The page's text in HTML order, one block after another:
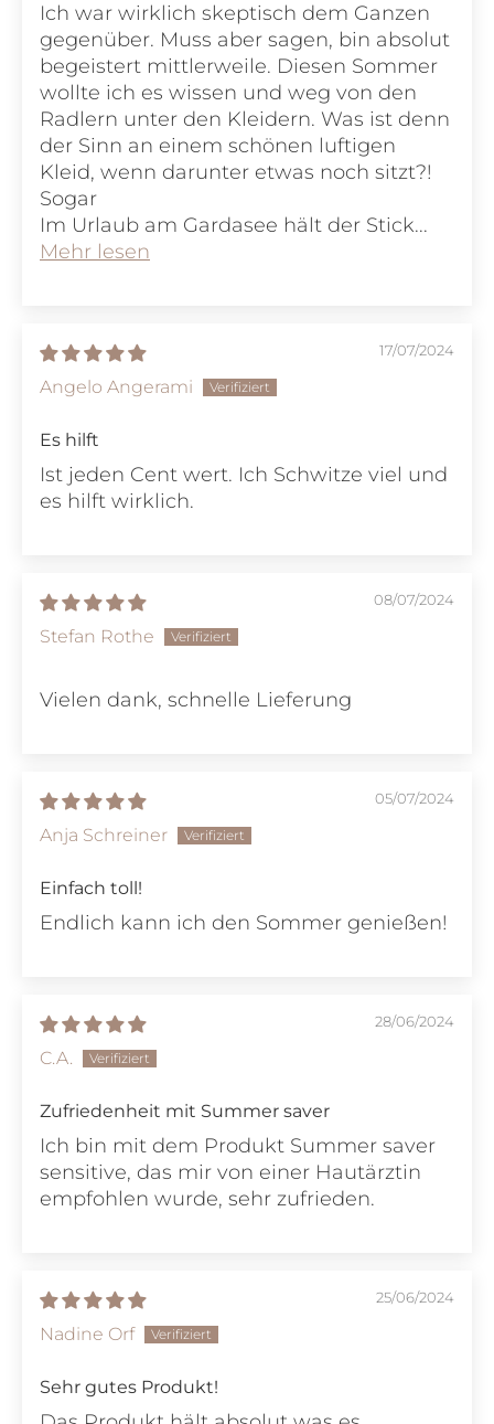
Ich war wirklich skeptisch dem Ganzen
gegenüber. Muss aber sagen, bin absolut
begeistert mittlerweile. Diesen Sommer
wollte ich es wissen und weg von den
Radlern unter den Kleidern. Was ist denn
der Sinn an einem schönen luftigen
Kleid, wenn darunter etwas noch sitzt?!
Sogar
Im Urlaub am Gardasee hält der Stick...
Mehr lesen
17/07/2024
Angelo Angerami
Es hilft
Ist jeden Cent wert. Ich Schwitze viel und
es hilft wirklich.
08/07/2024
Stefan Rothe
Vielen dank, schnelle Lieferung
05/07/2024
Anja Schreiner
Einfach toll!
Endlich kann ich den Sommer genießen!
28/06/2024
C.A.
Zufriedenheit mit Summer saver
Ich bin mit dem Produkt Summer saver
sensitive, das mir von einer Hautärztin
empfohlen wurde, sehr zufrieden.
25/06/2024
Nadine Orf
Sehr gutes Produkt!